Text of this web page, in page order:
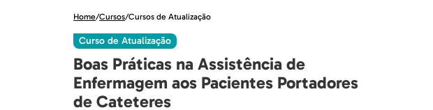
Home/Cursos/Cursos de Atualização
Curso de Atualização
Boas Práticas na Assistência de
Enfermagem aos Pacientes Portadores
de Cateteres